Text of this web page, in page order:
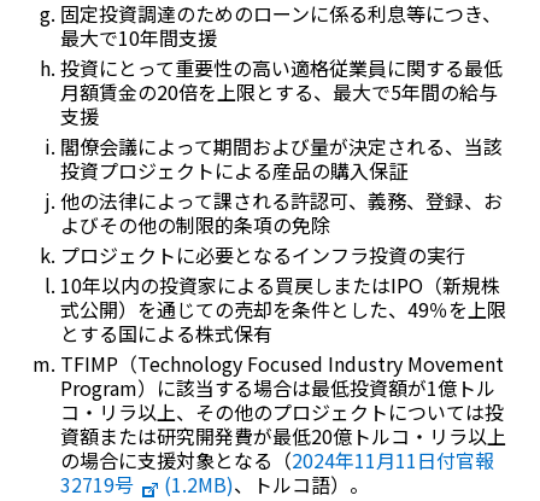
固定投資調達のためのローンに係る利息等につき、
最大で10年間支援
投資にとって重要性の高い適格従業員に関する最低
月額賃金の20倍を上限とする、最大で5年間の給与
支援
閣僚会議によって期間および量が決定される、当該
投資プロジェクトによる産品の購入保証
他の法律によって課される許認可、義務、登録、お
よびその他の制限的条項の免除
プロジェクトに必要となるインフラ投資の実行
10年以内の投資家による買戻しまたはIPO（新規株
式公開）を通じての売却を条件とした、49％を上限
とする国による株式保有
TFIMP（Technology Focused Industry Movement
Program）に該当する場合は最低投資額が1億トル
コ・リラ以上、その他のプロジェクトについては投
資額または研究開発費が最低20億トルコ・リラ以上
の場合に支援対象となる（2024年11月11日付官報
32719号
(1.2MB)、トルコ語）。